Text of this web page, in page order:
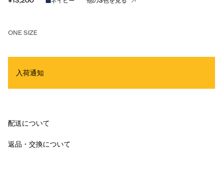
ONE SIZE
入荷通知
配送について
返品・交換について